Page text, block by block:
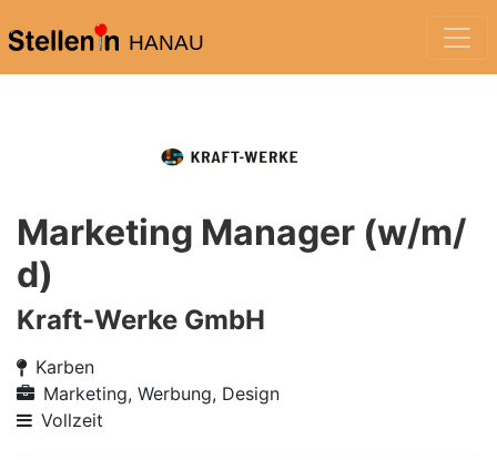
HANAU
Marketing Manager (w/m/
d)
Kraft-Werke GmbH
Karben
Marketing, Werbung, Design
Vollzeit